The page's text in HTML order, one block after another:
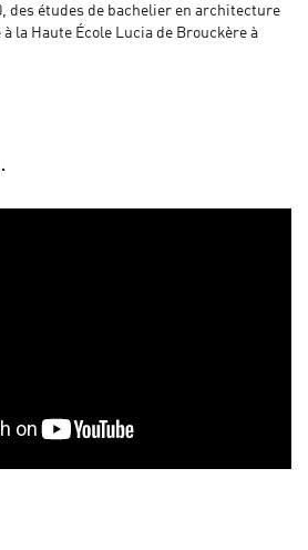
des études de bachelier en architecture
la Haute École Lucia de Brouckère à